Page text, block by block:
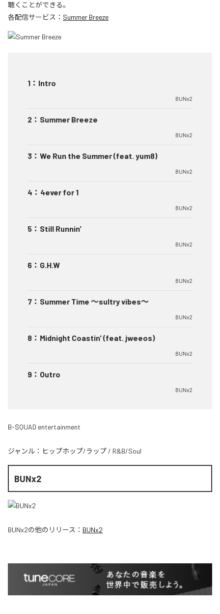
聴くことができる。
各配信サービス： Summer Breeze
1 ： Intro
BUNx2
2 ： Summer Breeze
BUNx2
3 ： We Run the Summer (feat. yum8)
BUNx2
4 ： 4ever for 1
BUNx2
5 ： Still Runnin'
BUNx2
6 ： G.H.W
BUNx2
7 ： Summer Time 〜sultry vibes〜
BUNx2
8 ： Midnight Coastin' (feat. jweeos)
BUNx2
9 ： Outro
BUNx2
B-$QUAD entertainment
ジャンル： ヒップホップ/ラップ / R&B/Soul
BUNx2
BUNx2の他のリリース： BUNx2